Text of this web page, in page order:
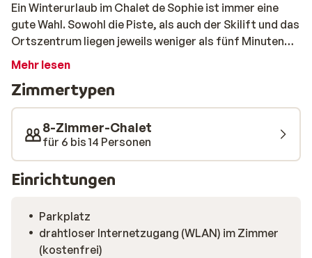
Ein Winterurlaub im Chalet de Sophie ist immer eine
gute Wahl. Sowohl die Piste, als auch der Skilift und das
Ortszentrum liegen jeweils weniger als fünf Minuten
entfernt. Das Chalet verfügt über sieben
und ein großes Wohnzimmer. Dort stehen weiche
Sofas, in die sie sich hineinfallen lassen und einen
Glühwein oder eine heiße Schokolade genießen können.
Sie finden immer einen Ort, an den Sie sich
zurückziehen können. Direkt neben dem Chalet finden
Sie das Restaurant La Ruade, ein gemütliches Lokal an
der Piste mit freundlichem Personal und gutem Essen.
dieser an der gut ausgestatteten Küche im Chalet
erfreuen können.
Mehr lesen
Zimmertypen
8-Zimmer-Chalet
für 6 bis 14 Personen
Einrichtungen
Parkplatz
drahtloser Internetzugang (WLAN) im Zimmer
(kostenfrei)